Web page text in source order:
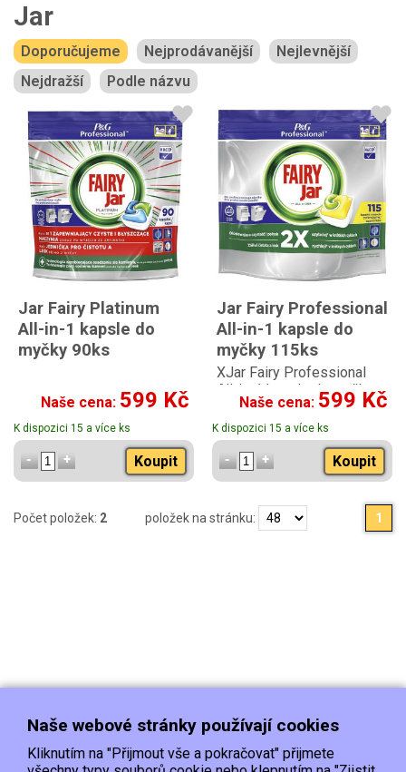
Jar
Doporučujeme Nejprodávanější
Nejlevnější
Nejdražší
Podle názvu
Jar Fairy Platinum
All-in-1 kapsle do
myčky 90ks
Naše cena: 599 Kč
K dispozici 15 a více ks
Koupit
Jar Fairy Professional
All-in-1 kapsle do
myčky 115ks
XJar Fairy Professional
All-in-1 kapsle do myčky
115ksNaše cena: 599 Kč
K dispozici 15 a více ks
Koupit
Počet položek: 2 položek na stránku: 1
Naše webové stránky používají cookies
Kliknutím na "Přijmout vše a pokračovat" přijmete